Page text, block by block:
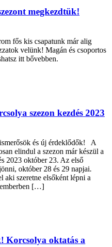
megkezdtük!
fős kis csapatunk már alig
velünk! Magán és csoportos
itt bővebben.
szezon kezdés 2023
és új érdeklődők! A
elindul a szezon már készül a
2023 október 23. Az első
október 28 és 29 napjai.
aki szeretne elsőként lépni a
[…]
Korcsolya oktatás a